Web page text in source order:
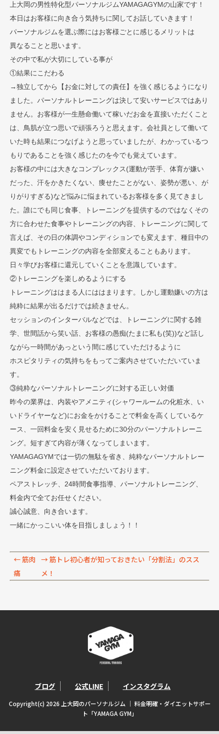
上大岡の男性特化型パーソナルジムYAMAGAGYMの山家です！
本日はお客様に向き合う気持ちに関してお話していきます！
パーソナルジムを選ぶ際にはお客様ごとに感じるメリットは
異なることと思います。
その中で私が大切にしている事が
①結果にこだわる
→独立してから【お金に対しての責任】を強く感じるようになり
ました。パーソナルトレーニングは決して安いサービスではあり
ません。お客様が一生懸命働いて稼いだお金を直接いただくこと
は、鳥肌が立つ思いで頑張ろうと思えます。会社員として働いて
いた時も結果につなげようと思っていましたが、わかっているつ
もりであることを強く感じたのを今でも覚えています。
お客様の中には大きなコンプレックス(運動が苦手、体育が嫌い
だった、汗をかきたくない、痩せたことがない、姿勢が悪い、が
りがりすぎる)など悩みに悩まれているお客様を多く見てきまし
た。誰にでも同じ食事、トレーニングを提供するのではなくその
方に合わせた食事やトレーニングの内容、トレーニングに関して
言えば、その日の体調やコンディションでも変えます、種目中の
異変でもトレーニングの内容を全部変えることもあります。
日々学びお客様に還元していくことを意識しています。
②トレーニングを楽しめるようにする
トレーニングははまる人にははまります。しかし運動嫌いの方は
純粋に結果が出るだけでは続きません。
セッションのインターバルなどでは、トレーニングに関する雑
学、世間話から笑い話、お客様の愚痴(たまに私も(笑))など話し
ながら一時間があっという間に感じていただけるように
ホスピタリティの気持ちをもってご案内させていただいていま
す。
③純粋なパーソナルトレーニングに対する正しい対価
昨今の業界は、内装やアメニティ(シャワールームの化粧水、い
いドライヤーなど)にお金をかけることで料金を高くしているケ
ース、一回料金を安く見せるために30分のパーソナルトレーニ
ング。短すぎて内容が薄くなってしまいます。
YAMAGAGYMでは一切の無駄を省き、純粋なパーソナルトレー
ニング料金に設定させていただいております。
ペアストレッチ、24時間食事指導、パーソナルトレーニング、
料金内で全てお任せください。
誠心誠意、向き合います。
一緒にかっこいい体を目指しましょう！！
←筋肉
痛
→筋トレ初心者が知っておきたい「分割法」のスス
メ！
ブログ 公式LINE インスタグラム
Copyright(c) 2026 上大岡のパーソナルジム ｜ 料金明確・ダイエットサポー
ト「YAMAGA GYM」